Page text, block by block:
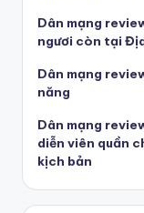
Dân mạng
ngươi còn tại
Dân mạng
năng
Dân mạng
diễn viên quần
kịch bản